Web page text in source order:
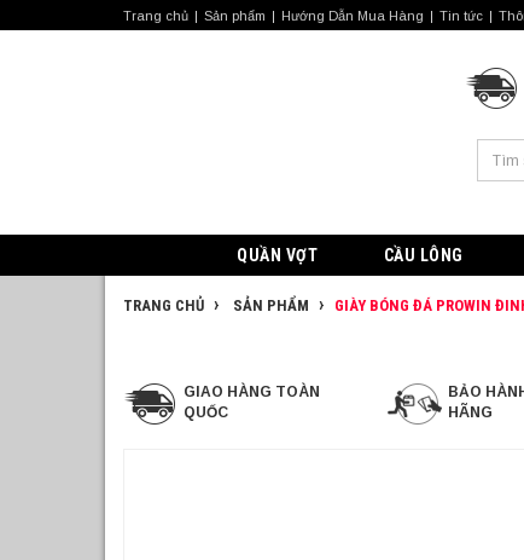
Trang chủ Sản phẩm Hướng Dẫn Mua Hàng Tin tức
QUẦN VỢT CẦU LÔNG
TRANG CHỦ SẢN PHẨM GIÀY BÓNG ĐÁ PROWIN
GIAO HÀNG TOÀN
QUỐC
BẢO
HÃNG